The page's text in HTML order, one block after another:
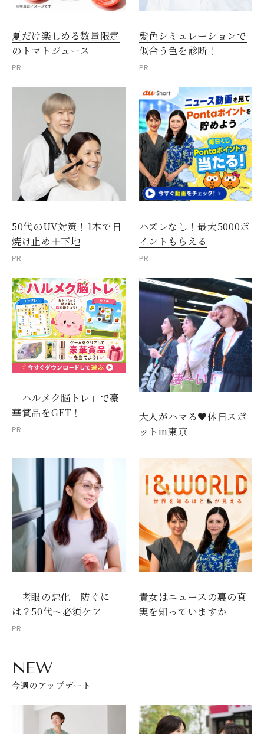
夏だけ楽しめる数量限定
のトマトジュース
PR
髪色シミュレーションで
似合う色を診断！
PR
50代のUV対策！1本で日
焼け止め＋下地
PR
ハズレなし！最大5000ポ
イントもらえる
PR
「ハルメク脳トレ」で豪
華賞品をGET！
PR
大人がハマる♥休日スポ
ットin東京
「老眼の悪化」防ぐに
は？50代～必須ケア
PR
貴女はニュースの裏の真
実を知っていますか
NEW
今週のアップデート